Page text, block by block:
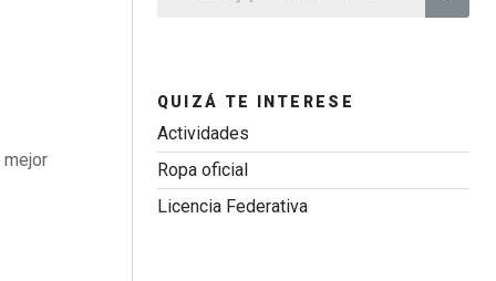
mejor
QUIZÁ TE INTERESE
Actividades
Ropa oficial
Licencia Federativa